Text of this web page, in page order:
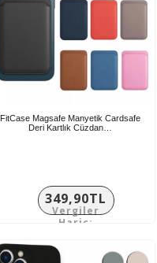
FitCase Magsafe Manyetik Cardsafe
Deri Kartlık Cüzdan…
349,90TL
Vergiler
Hariç: